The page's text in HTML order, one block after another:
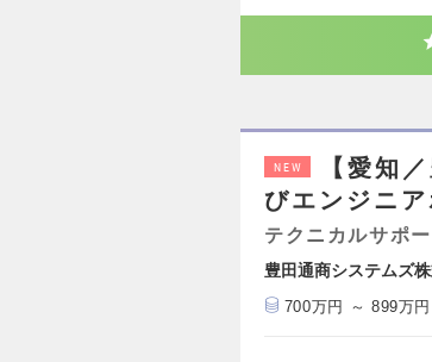
NEW
【愛知
びエンジニ
テクニカルサポー
豊田通商システムズ
700万円 ～ 899万円